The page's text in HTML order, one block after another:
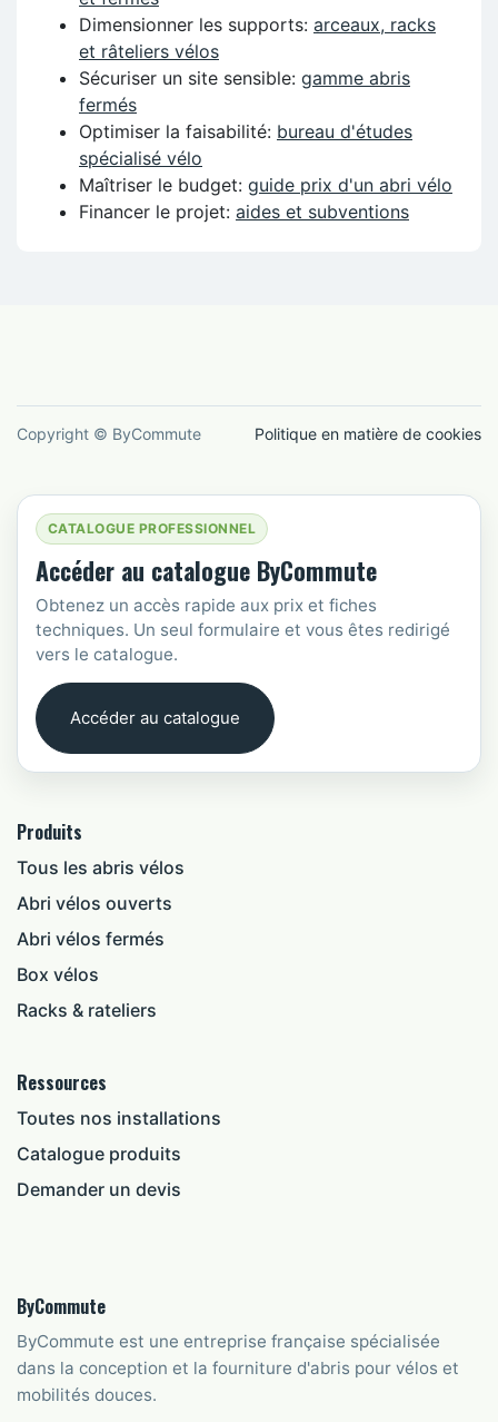
Dimensionner les supports: arceaux, racks
et râteliers vélos
Sécuriser un site sensible: gamme abris
fermés
Optimiser la faisabilité: bureau d'études
spécialisé vélo
Maîtriser le budget: guide prix d'un abri vélo
Financer le projet: aides et subventions
Copyright © ByCommute Politique en matière de cookies
CATALOGUE PROFESSIONNEL
Accéder au catalogue ByCommute
Obtenez un accès rapide aux prix et fiches
techniques. Un seul formulaire et vous êtes redirigé
vers le catalogue.
Accéder au catalogue
Produits
Tous les abris vélos
Abri vélos ouverts
Abri vélos fermés
Box vélos
Racks & rateliers
Ressources
Toutes nos installations
Catalogue produits
Demander un devis
ByCommute
ByCommute est une entreprise française spécialisée
dans la conception et la fourniture d'abris pour vélos et
mobilités douces.